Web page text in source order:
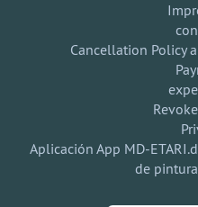
Cancellation Policy
Aplicación App MD-
de